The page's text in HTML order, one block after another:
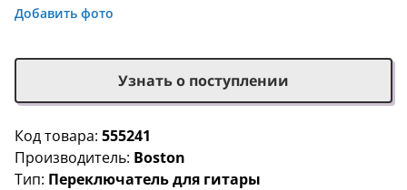
Добавить фото
Код товара: 555241
Производитель: Boston
Тип: Переключатель для гитары
Узнать о поступлении